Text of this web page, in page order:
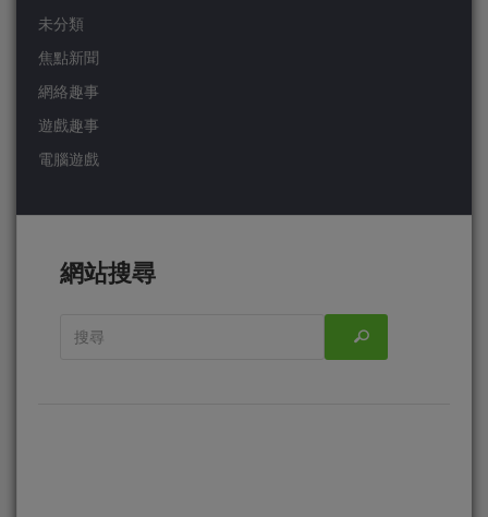
未分類
焦點新聞
網絡趣事
遊戲趣事
電腦遊戲
網站搜尋